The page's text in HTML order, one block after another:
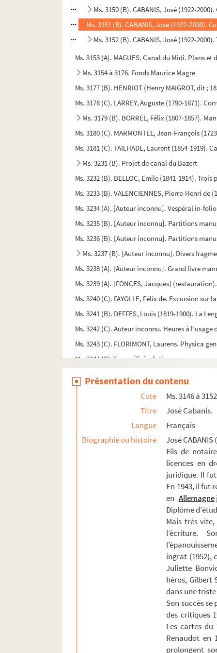
Ms. 3150 (B). CABANIS, José (1922-
Ms. 3151 (B). CABANIS, José (1922-2000).
Ms. 3152 (B). CABANIS, José (1922-
Ms. 3153 (A). MAGUES. Canal du Midi. Plans
Ms. 3154 à 3176. Fonds Maurice Magre
Ms. 3177 (B). HENRIOT (Henry MAIGROT, dit
Ms. 3178 (C). LARREY, Auguste (1790-1871).
Ms. 3179 (B). BORREL, Félix (1807-1857).
Ms. 3180 (C). MARMONTEL, Jean-François
Ms. 3181 (C). TAILHADE, Laurent (1854-1919).
Ms. 3231 (B). Projet de canal du Bazert
Ms. 3232 (B). BELLOC, Emile (1841-1914).
Ms. 3233 (B). VALENCIENNES, Pierre-Henri
Ms. 3234 (A). [Auteur inconnu]. Vespéral in-folio
Ms. 3235 (B). [Auteur inconnu]. Partitions
Ms. 3236 (B). [Auteur inconnu]. Partitions
Ms. 3237 (B). [Auteur inconnu]. Divers
Ms. 3238 (A). [Auteur inconnu]. Grand livre
Ms. 3239 (A). [FONCES, Jacques]
Ms. 3240 (C). FAYOLLE, Félix de. Excursion sur
Ms. 3241 (B). DEFFES, Louis (1819-1900). La
Ms. 3242 (C). Auteur inconnu. Heures à l’usage
Ms. 3243 (C). FLORIMONT, Laurens. Physica
Ms. 3244 (B). Evangéliaire latin.
Ms. 3246 (C). DELTEIL, Joseph (1894-1978),
Ms. 3250 (C). RICARD, Dominique (1741-1803)
Ms. 3251 (C). FRAYSSINET, Fabienne.
Ms. 3252 (C). Haute-Garonne. Préfecture.
Ms. 3253 (C). Election d’Agen. Texte avec
Ms. 3254 (C). FELIX DU MUY, Jean-Baptiste
Ms. 3255 (C). AZAÏS, Pierre (1812-1889). Lettre
Ms. 3256 (C). MARTIN, F.-R., MOQUIN-
Ms. 3257 (C). LAFARGUE, Lydie. Lettre
Ms. 3258 (C). LACEPEDE, Étienne de (1756-
Ms. 3259 (B). Tribunal révolutionnaire de la
Ms. 3260 (B). DE GUISCARD, DE MONTAZET.
Ms. 3261 (B). DURANTI (famille). Papiers
Ms. 3262 (B). Mémorial de Toulouse. 1829-
Ms. 3263 (B). FERDINANDO, Carlo, baron de
Présentation du contenu
Cote
Ms. 3146 à 3152
Titre
José Cabanis.
Langue
Français
Biographie ou histoire
José CABANIS
Fils de
licences en
juridique. Il
En 1943, il fut
en Allemagne
Diplôme
Mais très
l’écriture.
ingrat (1952),
Juliette
héros, Gilbert
dans une
Son succès
des critiques
Les cartes du
Renaudot en
prolongent